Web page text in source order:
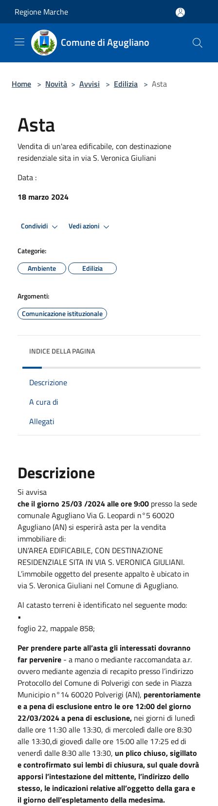
Regione Marche
Comune di Agugliano
Home > Novità > Avvisi > Edilizia > Asta
Asta
Vendita di un'area edificabile, con destinazione
residenziale sita in via S. Veronica Giuliani
Data :
18 marzo 2024
Condividi Vedi azioni
Categorie:
Ambiente
Edilizia
Argomenti:
Comunicazione istituzionale
INDICE DELLA PAGINA
Descrizione
A cura di
Allegati
Descrizione
Si avvisa
che il giorno 25/03 /2024 alle ore 9:00 presso la sede
comunale Agugliano Via G. Leopardi n°5 60020
Agugliano (AN) si esperirà asta per la vendita
immobiliare di:
UN’AREA EDIFICABILE, CON DESTINAZIONE
RESIDENZIALE SITA IN VIA S. VERONICA GIULIANI.
L’immobile oggetto del presente appalto è ubicato in
via S. Veronica Giuliani nel Comune di Agugliano.
Al catasto terreni è identificato nel seguente modo:
•
foglio 22, mappale 858;
Per prendere parte all’asta gli interessati dovranno
far pervenire - a mano o mediante raccomandata a.r.
ovvero mediante agenzia di recapito presso l’indirizzo
Protocollo del Comune di Polverigi con sede in Piazza
Municipio n°14 60020 Polverigi (AN), perentoriamente
e a pena di esclusione entro le ore 12:00 del giorno
22/03/2024 a pena di esclusione, nei giorni di lunedì
dalle ore 11:30 alle 13:30, di mercoledì dalle ore 8:30
alle 13:30,di giovedì dalle ore 15:00 alle 17:25 ed di
venerdì dalle 8:30 alle 13:30, un plico chiuso, sigillato
e controfirmato sui lembi di chiusura, sul quale dovrà
apporsi l’intestazione del mittente, l’indirizzo dello
stesso, le indicazioni relative all’oggetto della gara e
il giorno dell’espletamento della medesima.